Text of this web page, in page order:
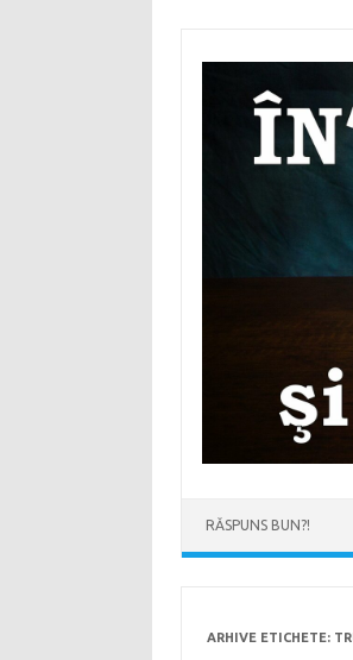
RĂSPUNS BUN?!
ARHIVE ETICHETE: